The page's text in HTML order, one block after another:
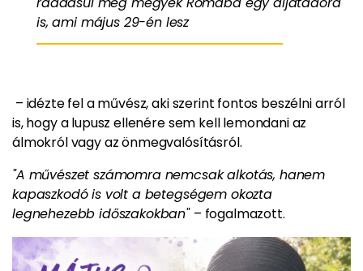
is, ami május 29-én lesz
– idézte fel a művész, aki szerint fontos beszélni arról
is, hogy a lupusz ellenére sem kell lemondani az
álmokról vagy az önmegvalósításról.
"A művészet számomra nemcsak alkotás, hanem
kapaszkodó is volt a betegségem okozta
legnehezebb időszakokban" – fogalmazott.